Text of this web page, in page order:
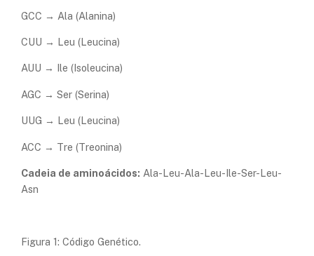
GCC → Ala (Alanina)
CUU → Leu (Leucina)
AUU → Ile (Isoleucina)
AGC → Ser (Serina)
UUG → Leu (Leucina)
ACC → Tre (Treonina)
Cadeia de aminoácidos: Ala-Leu-Ala-Leu-Ile-Ser-Leu-
Asn
Figura 1: Código Genético.